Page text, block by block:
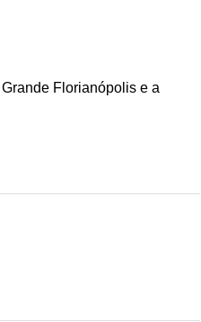
Florianópolis e a